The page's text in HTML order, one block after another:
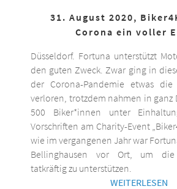
31. August 2020,
Corona ein voller
Düsseldorf. Fortuna unterstützt
den guten Zweck. Zwar ging in
der Corona-Pandemie etwas die
verloren, trotzdem nahmen in ganz
500 Biker*innen unter
Vorschriften am Charity-Event
wie im vergangenen Jahr war
Bellinghausen vor Ort, um die
tatkräftig zu unterstützen.
WEITERLESEN